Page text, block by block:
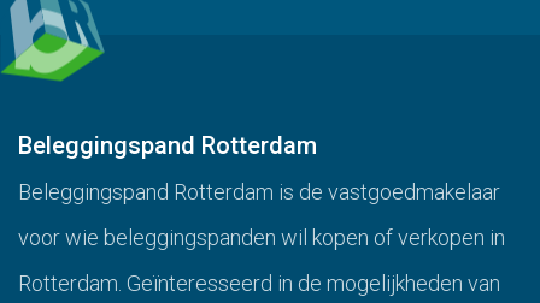
Beleggingspand Rotterdam
Beleggingspand Rotterdam is de vastgoedmakelaar
voor wie beleggingspanden wil kopen of verkopen in
Rotterdam. Geïnteresseerd in de mogelijkheden van